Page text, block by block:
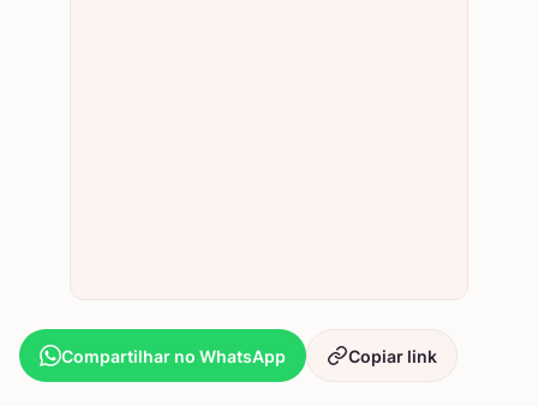
Compartilhar no WhatsApp Copiar link